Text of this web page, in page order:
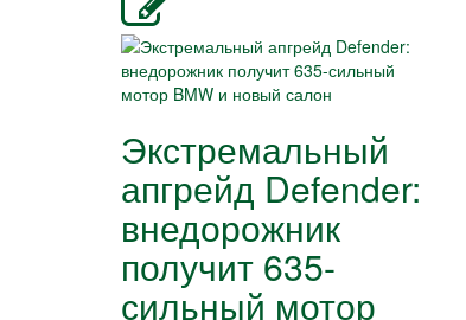
Экстремальный
апгрейд Defender:
внедорожник
получит 635-
сильный мотор